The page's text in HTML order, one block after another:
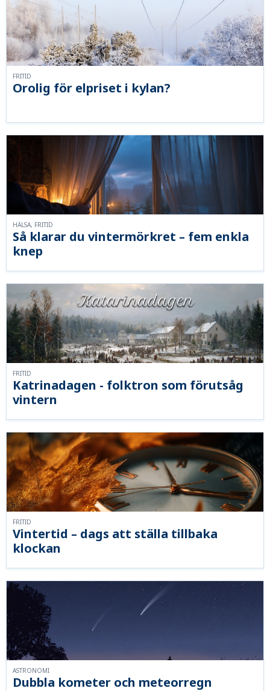
Orolig för elpriset i kylan?
FRITID
Så klarar du vintermörkret – fem enkla
knep
HÄLSA, FRITID
Katrinadagen - folktron som förutsåg
vintern
FRITID
Vintertid – dags att ställa tillbaka
klockan
FRITID
Dubbla kometer och meteorregn
ASTRONOMI